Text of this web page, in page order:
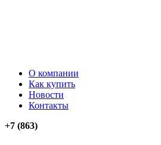
О компании
Как купить
Новости
Контакты
+7 (863)